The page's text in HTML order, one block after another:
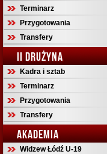
Terminarz
Przygotowania
Transfery
II DRUŻYNA
Kadra i sztab
Terminarz
Przygotowania
Transfery
AKADEMIA
Widzew Łódź U-19